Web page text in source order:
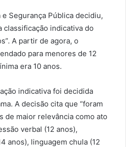
Segurança Pública decidiu,
classificação indicativa do
A partir de agora, o
para menores de 12
era 10 anos.
indicativa foi decidida
A decisão cita que “foram
de maior relevância como ato
verbal (12 anos),
anos), linguagem chula (12